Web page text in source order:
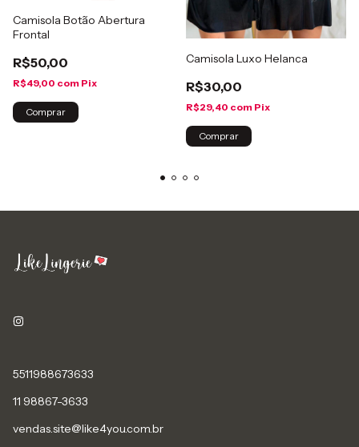
Camisola Botão Abertura
Frontal
R$50,00
R$49,00 com Pix
Comprar
Camisola Luxo Helanca
R$30,00
R$29,40 com Pix
Comprar
5511988673633
11 98867-3633
vendas.site@like4you.com.br